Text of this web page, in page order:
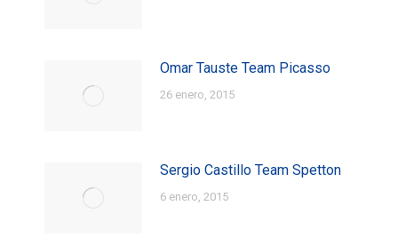
Omar Tauste Team Picasso
26 enero, 2015
Sergio Castillo Team Spetton
6 enero, 2015